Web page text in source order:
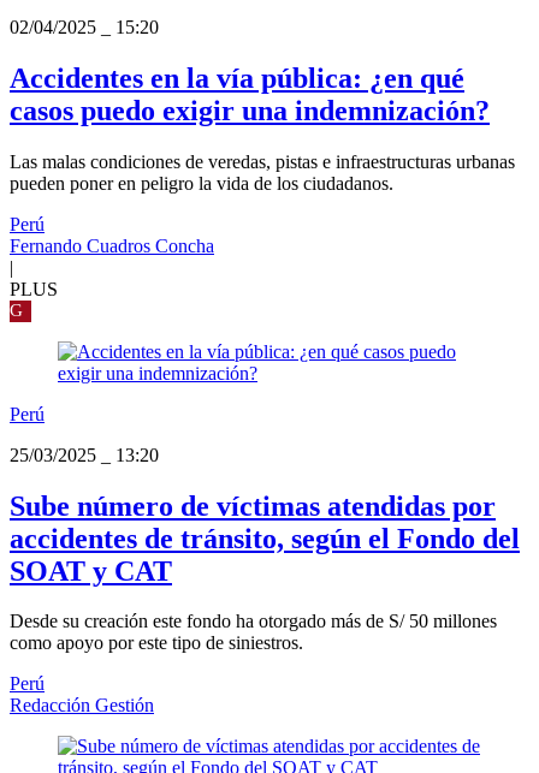
02/04/2025
15:20
Accidentes en la vía pública: ¿en qué
casos puedo exigir una indemnización?
Las malas condiciones de veredas, pistas e infraestructuras urbanas
pueden poner en peligro la vida de los ciudadanos.
Perú
Fernando Cuadros Concha
|
PLUS
G
Perú
25/03/2025
13:20
Sube número de víctimas atendidas por
accidentes de tránsito, según el Fondo del
SOAT y CAT
Desde su creación este fondo ha otorgado más de S/ 50 millones
como apoyo por este tipo de siniestros.
Perú
Redacción Gestión